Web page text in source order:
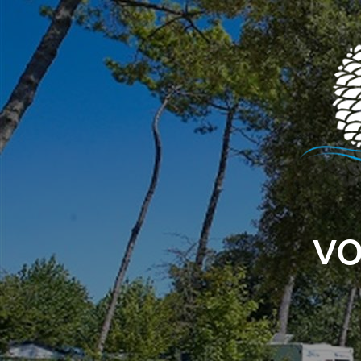
Panneau de gestion des cookies